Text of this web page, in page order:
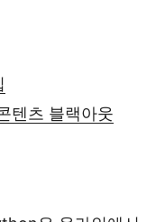
텐츠 블랙아웃